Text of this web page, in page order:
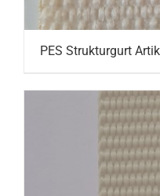
PES Strukturgurt